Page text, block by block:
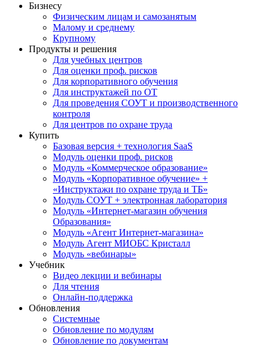
Бизнесу
Физическим лицам и самозанятым
Малому и среднему
Крупному
Продукты и решения
Для учебных центров
Для оценки проф. рисков
Для корпоративного обучения
Для инструктажей по ОТ
Для проведения СОУТ и производственного
контроля
Для центров по охране труда
Купить
Базовая версия + технология SaaS
Модуль оценки проф. рисков
Модуль «Коммерческое образование»
Модуль «Корпоративное обучение» +
«Инструктажи по охране труда и ТБ»
Модуль СОУТ + электронная лаборатория
Модуль «Интернет-магазин обучения
Образования»
Модуль «Агент Интернет-магазина»
Модуль Агент МИОБС Кристалл
Модуль «вебинары»
Учебник
Видео лекции и вебинары
Для чтения
Онлайн-поддержка
Обновления
Системные
Обновление по модулям
Обновление по документам